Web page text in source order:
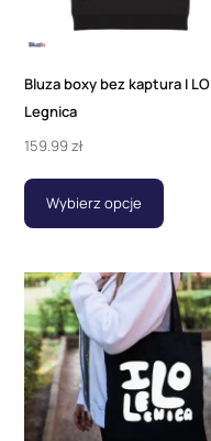
Bluza boxy bez kaptura I LO
Legnica
159.99zł
Wybierz opcje